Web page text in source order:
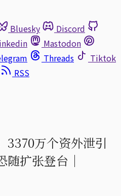
Bluesky
Discord
Mastodon
Threads
Tiktok
RSS
3370万个资外泄引
扩张登台｜